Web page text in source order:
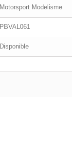
Motorsport Modelisme
PBVAL061
Disponible